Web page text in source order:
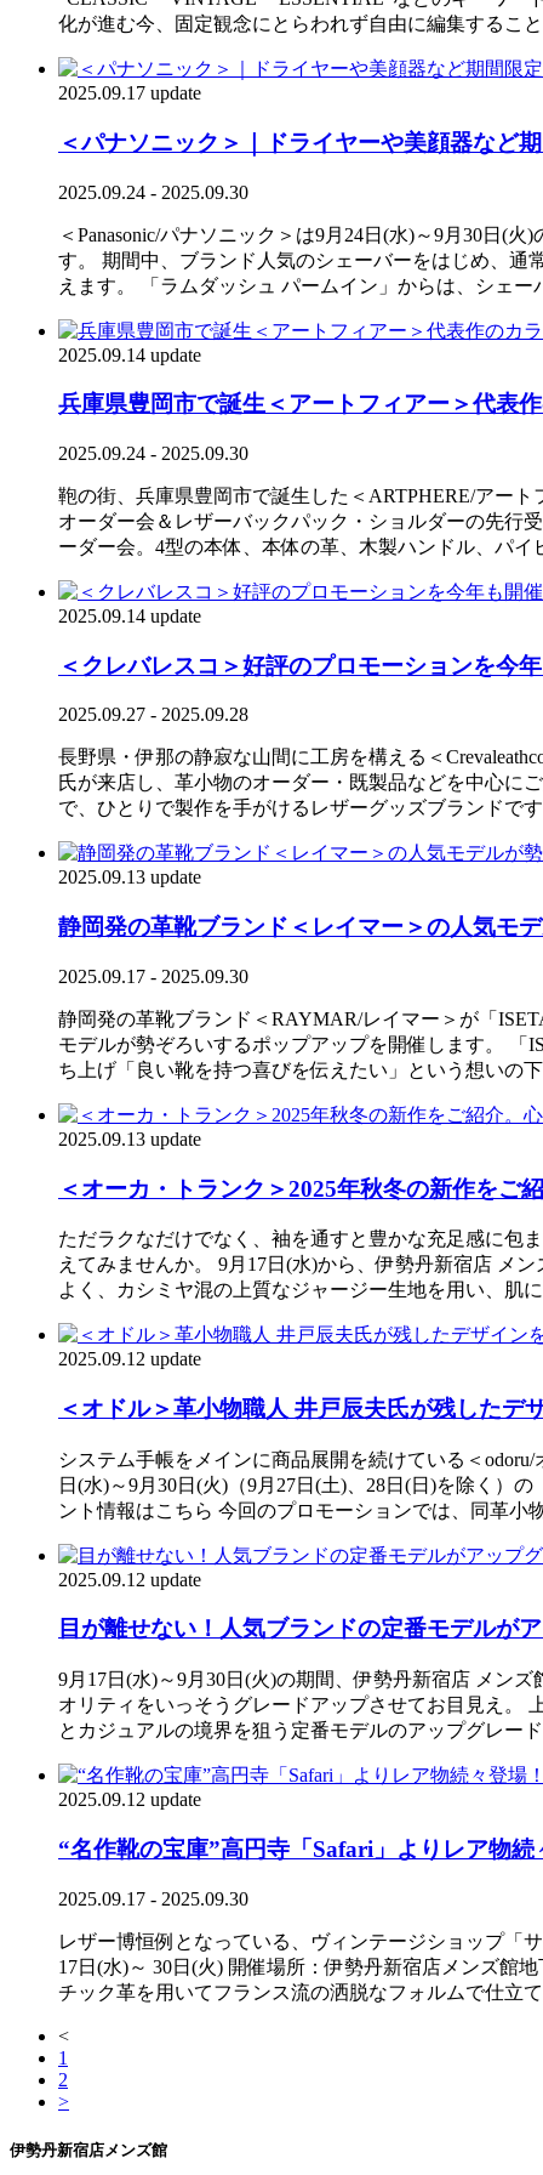
化が進む今、固定観念にとらわれず自由に編集するこ
2025.09.17 update
＜パナソニック＞｜ドライヤーや美顔器など
2025.09.24 - 2025.09.30
＜Panasonic/パナソニック＞は9月24日(水)～9月30日(
す。 期間中、ブランド人気のシェーバーをはじめ、
えます。 「ラムダッシュ パームイン」からは、シェ
2025.09.14 update
兵庫県豊岡市で誕生＜アートフィアー＞代表
2025.09.24 - 2025.09.30
鞄の街、兵庫県豊岡市で誕生した＜ARTPHERE/アー
オーダー会＆レザーバックパック・ショルダーの先行
ーダー会。4型の本体、本体の革、木製ハンドル、パ
2025.09.14 update
＜クレバレスコ＞好評のプロモーションを今
2025.09.27 - 2025.09.28
長野県・伊那の静寂な山間に工房を構える＜
氏が来店し、革小物のオーダー・既製品などを中心に
で、ひとりで製作を手がけるレザーグッズブランドで
2025.09.13 update
静岡発の革靴ブランド＜レイマー＞の人気モ
2025.09.17 - 2025.09.30
静岡発の革靴ブランド＜RAYMAR/レイマー＞が「
モデルが勢ぞろいするポップアップを開催します。 「
ち上げ「良い靴を持つ喜びを伝えたい」という想いの
2025.09.13 update
＜オーカ・トランク＞2025年秋冬の新作をご
ただラクなだけでなく、袖を通すと豊かな充足感に包
えてみませんか。 9月17日(水)から、伊勢丹新宿店 メ
よく、カシミヤ混の上質なジャージー生地を用い、肌
2025.09.12 update
＜オドル＞革小物職人 井戸辰夫氏が残した
システム手帳をメインに商品展開を続けている＜
日(水)～9月30日(火)（9月27日(土)、28日(日)を除く）
ント情報はこちら 今回のプロモーションでは、同革
2025.09.12 update
目が離せない！人気ブランドの定番モデルが
9月17日(水)～9月30日(火)の期間、伊勢丹新宿店 メン
オリティをいっそうグレードアップさせてお目見え。
とカジュアルの境界を狙う定番モデルのアップグレー
2025.09.12 update
“名作靴の宝庫”高円寺「Safari」よりレア物
2025.09.17 - 2025.09.30
レザー博恒例となっている、ヴィンテージショップ「
17日(水)～ 30日(火) 開催場所：伊勢丹新宿店メンズ館
チック革を用いてフランス流の洒脱なフォルムで仕立
<
1
2
>
伊勢丹新宿店メンズ館